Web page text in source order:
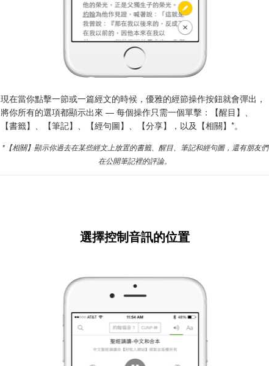
現在當你點擊一節或一篇經文的時候，優雅的經節操作按鈕就會彈出，
將你所有的選項都顯示出來 — 每個操作只需一個單擊：【醒目】、
【書籤】、【筆記】、【經句圖】、【分享】，以及【相關】*。
*【相關】顯示你過去在某些經文上放置的書籤、醒目、筆記和經句圖，還有朋友們
在公開筆記裡的評論。
選擇控制音訊的位置